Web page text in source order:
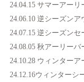
24.04.15 サマーアーリ
24.06.10 逆シーズンア
24.07.15 逆シーズンセ
24.08.05 秋アーリーバ
24.10.28 ウィンターア
24.12.16ウィンターシ